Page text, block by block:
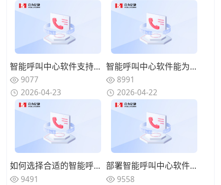
智能呼叫中心软件支持哪些部署方式？不同方案对比分析
9077
2026-04-23
智能呼叫中心软件能为企业带来什么？实际应用价值盘点
8991
2026-04-22
如何选择合适的智能呼叫中心软件？企业选型关键要点
9491
部署智能呼叫中心软件需要哪些条件？落地实施注意事项
9558